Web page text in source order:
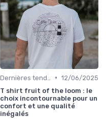
• 12/06/2025
T shirt fruit of the loom : le
choix incontournable pour un
confort et une qualité
inégalés